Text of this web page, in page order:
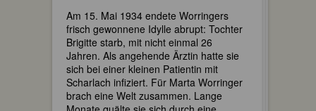
Am 15. Mai 1934 endete Worringers
frisch gewonnene Idylle abrupt: Tochter
Brigitte starb, mit nicht einmal 26
Jahren. Als angehende Ärztin hatte sie
sich bei einer kleinen Patientin mit
Scharlach infiziert. Für Marta Worringer
brach eine Welt zusammen. Lange